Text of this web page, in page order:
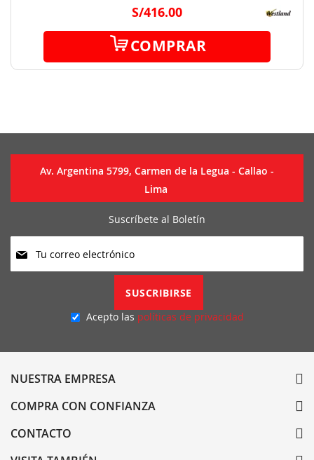
S/416.00
COMPRAR
Av. Argentina 5799, Carmen de la Legua - Callao -
Lima
Suscríbete al Boletín
nuestro
SUSCRIBIRSE
Acepto las políticas de privacidad
NUESTRA EMPRESA
COMPRA CON CONFIANZA
CONTACTO